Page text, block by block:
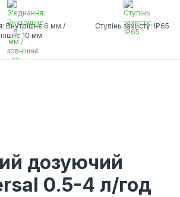
Внутрішнє 6 мм /
10 мм
Ступінь захисту: IP65
дозуючий
0.5-4 л/год